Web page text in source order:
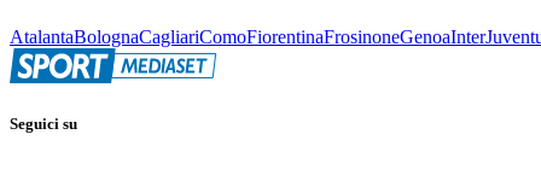
AtalantaBolognaCagliariComoFiorentinaFrosinoneGenoaInter
Seguici su